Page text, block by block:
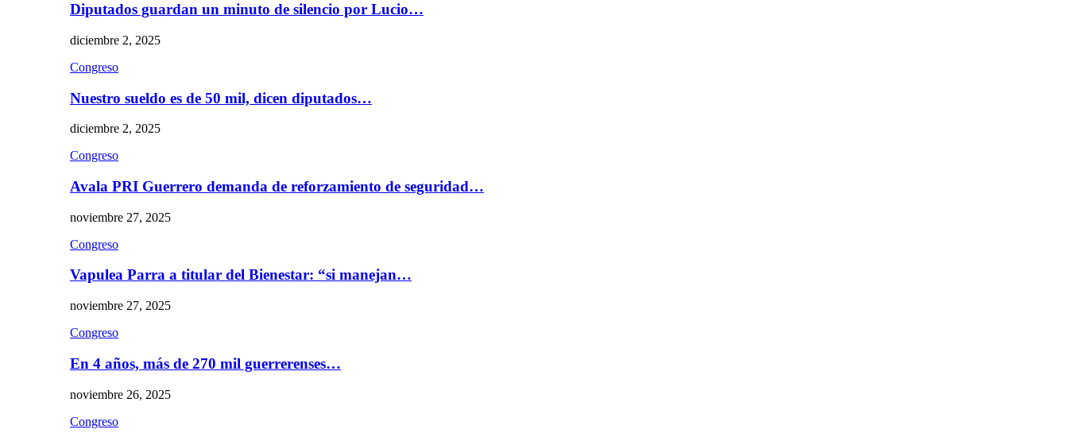
Diputados guardan un minuto de silencio por Lucio…
diciembre 2, 2025
Congreso
Nuestro sueldo es de 50 mil, dicen diputados…
diciembre 2, 2025
Congreso
Avala PRI Guerrero demanda de reforzamiento de seguridad…
noviembre 27, 2025
Congreso
Vapulea Parra a titular del Bienestar: “si manejan…
noviembre 27, 2025
Congreso
En 4 años, más de 270 mil guerrerenses…
noviembre 26, 2025
Congreso